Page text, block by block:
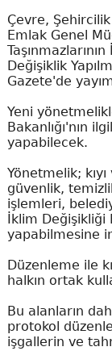
Çevre,
Emlak Genel
Değişiklik
Gazete'de
Yeni
Bakanlığı'nın
yapabilecek.
Yönetmelik;
güvenlik,
işlemleri,
İklim Değişikliği
yapabilmesine
Düzenleme ile
halkın ortak
Bu alanların
protokol
işgallerin ve